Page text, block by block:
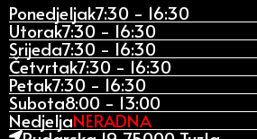
Ponedjeljak7:30 - 16:30
Utorak7:30 - 16:30
Srijeda7:30 - 16:30
Četvrtak7:30 - 16:30
Petak7:30 - 16:30
Subota8:00 - 13:00
NedjeljaNERADNA